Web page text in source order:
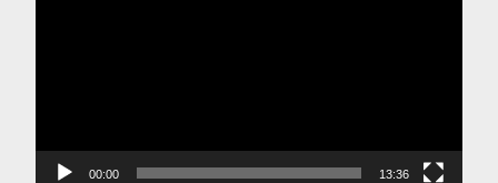
00:00 13:36